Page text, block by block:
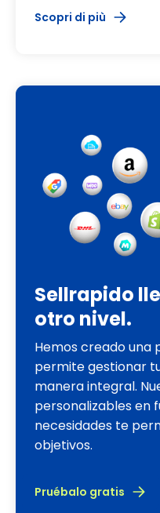
Scopri di più
Sellrapido
otro nivel.
Hemos creado
permite gestionar
manera integral.
personalizables en
necesidades te
objetivos.
Pruébalo gratis